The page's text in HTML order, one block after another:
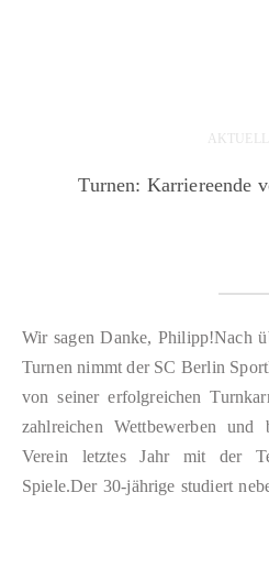
Turnen: Karriereende
Wir sagen Danke, Philipp!Nach
Turnen nimmt der SC Berlin
von seiner erfolgreichen
zahlreichen Wettbewerben
Verein letztes Jahr mit der
Spiele.Der 30-jährige studiert